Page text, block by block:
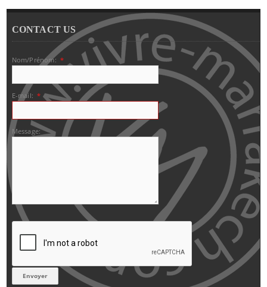
CONTACT US
Nom/Prénom: *
E-mail: *
Message: